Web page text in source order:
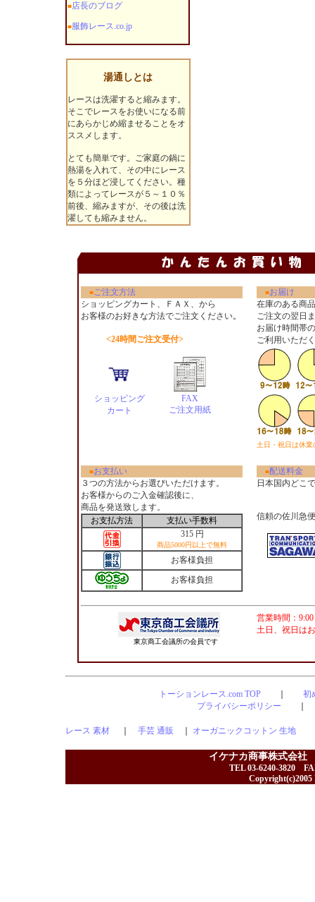
■店長のブログ
■服飾レース.co.jp
湯通しとは
レースは洗濯すると縮みます。
そこでレースをお使いになる前
にあらかじめ縮ませることをオ
ススメします。
とても簡単です。ご家庭の鍋に
熱湯を入れて、その中にレース
を５分ほど浸してください。種
類によってレースが５～１０％
前後、縮みますが、その後は洗
濯しても縮みません。
■ご注文方法 ■お届け
ショッピングカート、ＦＡＸ、から
お客様のお好きな方法でご注文ください。
<24時間ご注文受付>
ショッピング
カート
FAX
ご注文用紙
在庫のある商
ご注文の翌日
お届け時間帯
ご利用いただ
土日・祝日は休
■お支払い
３つの方法からお選びいただけます。
お客様からのご入金確認後に、
商品を発送致します。
お支払方法
支払い手数料
315 円
商品5000円以上で無料
お客様負担
お客様負担
■配送料金
日本国内どこ
信頼の佐川急
東京商工会議所の会員です
営業時間：
土日、祝日は
トーションレース.com TOP
初
プライバシーポリシー
レース 素材 手芸 通販 オーガニックコットン 生地
イケナカ商事株式会社
TEL 03-6240-3820
Copyright(c)2005